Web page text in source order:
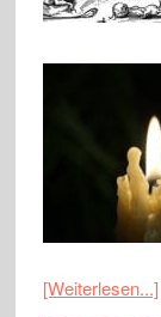
[Weiterlesen...]